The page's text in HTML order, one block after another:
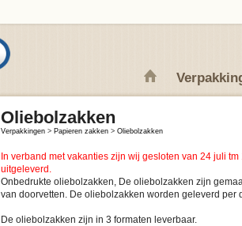
Oliebolzakken
Verpakkingen > Papieren zakken > Oliebolzakken
In verband met vakanties zijn wij gesloten van 24 juli
uitgeleverd.
Onbedrukte oliebolzakken, De oliebolzakken zijn
van doorvetten. De oliebolzakken worden geleverd
De oliebolzakken zijn in 3 formaten leverbaar.